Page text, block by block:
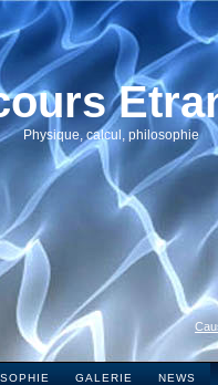
Physique, calcul, philosophie
GALERIE NEWS